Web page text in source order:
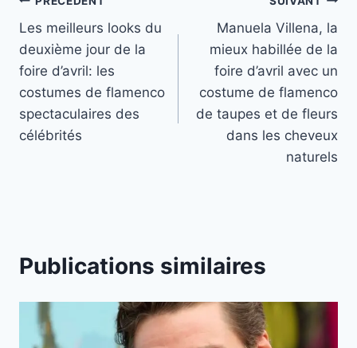
de
l’article
Les meilleurs looks du
deuxième jour de la
foire d’avril: les
costumes de flamenco
spectaculaires des
célébrités
Manuela Villena, la
mieux habillée de la
foire d’avril avec un
costume de flamenco
de taupes et de fleurs
dans les cheveux
naturels
Publications similaires